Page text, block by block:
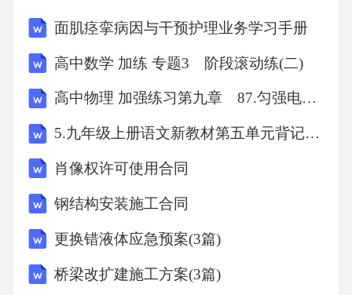
化元素的适龄性融入的文化元素应与儿童年龄
相适应，避免过于复杂或难以理解的文化符号
或图案。02文化元素的融合性将文化元素与教
内涵又符合儿童的审美需求。0305艺术活动实
施路径自由创作空间设计合理规划创作空间，
确保每个孩子有足够的创作区域，避免互相干
料，如颜料、画笔、纸张、粘土等，让孩子自
由选择。创作材料提供确保创作空间的安全
面肌痉挛病因与干预护理业务学习手册
高中数学 加练 专题3 阶段滚动练(二)
高中物理 加强练习第九章 87.匀强电场中电势差与电场强度的关系
5.九年级上册语文新教材第五单元背记手册
肖像权许可使用合同
钢结构安装施工合同
更换错液体应急预案(3篇)
桥梁改扩建施工方案(3篇)